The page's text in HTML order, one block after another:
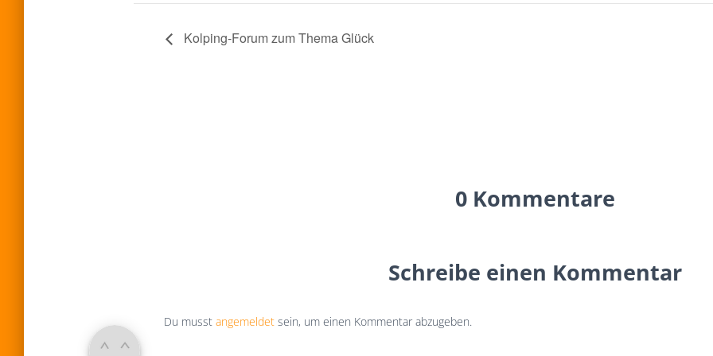
Kolping-Forum zum Thema Glück
0 Kommentare
Schreibe einen Kommentar
Du musst angemeldet sein, um einen Kommentar abzugeben.